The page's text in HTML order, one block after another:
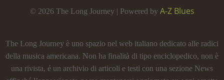
© 2026 The Long Journey | Powered by A-Z Blues
The Long Journey è uno spazio nel web italiano dedicato alle radici
della musica americana. Non ha finalità di tipo enciclopedico, non è
una rivista, é un archivio di articoli e testi con una sezione News